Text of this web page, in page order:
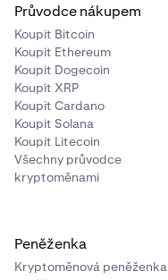
Průvodce nákupem
Koupit Bitcoin
Koupit Ethereum
Koupit Dogecoin
Koupit XRP
Koupit Cardano
Koupit Solana
Koupit Litecoin
Všechny průvodce
kryptoměnami
Peněženka
Kryptoměnová peněženka